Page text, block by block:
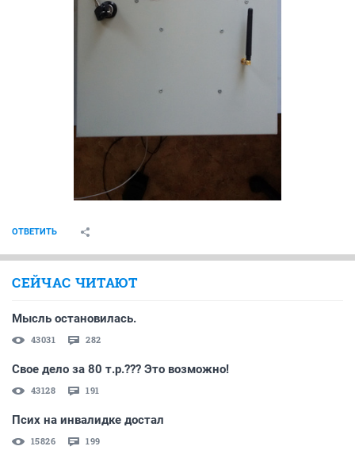
ОТВЕТИТЬ
СЕЙЧАС ЧИТАЮТ
Мысль остановилась.
43031 282
Свое дело за 80 т.р.??? Это возможно!
43128 191
Псих на инвалидке достал
15826 199